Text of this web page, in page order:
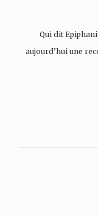
Qui dit
aujourd’hui une